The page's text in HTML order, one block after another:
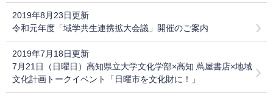
2019年8月23日更新
令和元年度「域学共生連携拡大会議」開催のご案内
2019年7月18日更新
7月21日（日曜日）高知県立大学文化学部×高知 蔦屋書店×地域
文化計画トークイベント「日曜市を文化財に！」